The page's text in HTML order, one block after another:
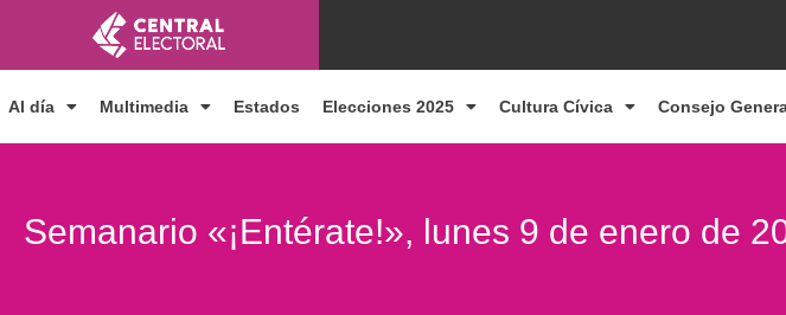
contenido
Al día Multimedia Estados Elecciones 2025 Cultura Cívica Consejo
Semanario «¡Entérate!», lunes 9 de enero de